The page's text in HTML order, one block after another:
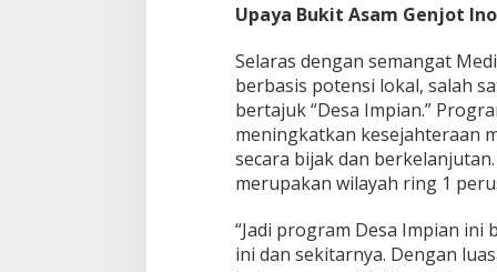
Upaya Bukit Asam Genjot
Selaras dengan semangat
berbasis potensi lokal, salah
bertajuk “Desa Impian.”
meningkatkan kesejahteraan
secara bijak dan
merupakan wilayah ring 1
“Jadi program Desa Impian ini
ini dan sekitarnya. Dengan